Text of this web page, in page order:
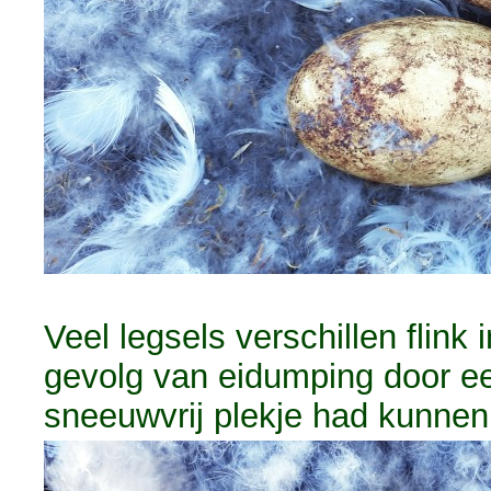
Veel legsels verschillen flink
gevolg van eidumping door
sneeuwvrij plekje had